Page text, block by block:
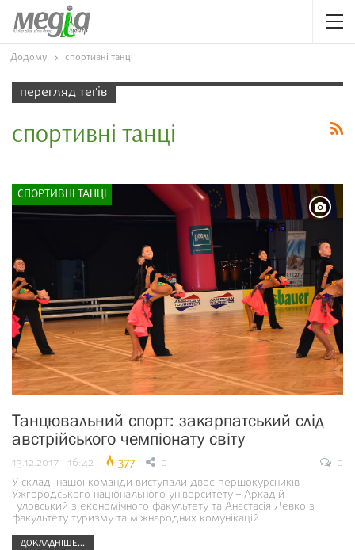
Додому спортивні танці
перегляд теґів
спортивні танці
СПОРТИВНІ ТАНЦІ
Танцювальний спорт: закарпатський слід
австрійського чемпіонату світу
13.12.2017 | 16:42 377 0
0
У складі нашої команди виступали двоє першокурсників
Ужгородського національного університету – Аркадій
Гуловський з економічного факультету та Анастасія Левко з
факультету туризму та міжнародних комунікацій
ДОКЛАДНІШЕ...